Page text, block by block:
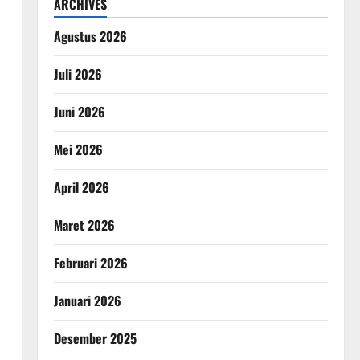
ARCHIVES
Agustus 2026
Juli 2026
Juni 2026
Mei 2026
April 2026
Maret 2026
Februari 2026
Januari 2026
Desember 2025